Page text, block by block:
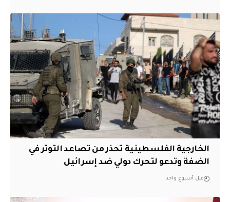
الخارجية الفلسطينية تحذر من تصاعد التوتر في
الضفة وتدعو لتحرك دولي ضد إسرائيل
قبل أسبوع واحد